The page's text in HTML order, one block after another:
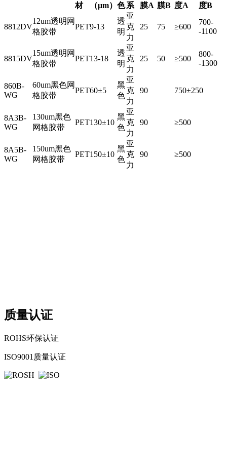
材
（μm） 色系
膜A 膜B 度A
度B
8812DV
12um透明网
格胶带
PET9-13
透
明
亚
克
力
25 75 ≥600
700-
-1100
8815DV
15um透明网
格胶带
PET13-18
透
明
亚
克
力
25 50 ≥500
800-
-1300
860B-
WG
60um黑色网
格胶带
PET60±5
黑
色
亚
克
力
90 750±250
8A3B-
WG
130um黑色
网格胶带
PET130±10
黑
色
亚
克
力
90 ≥500
8A5B-
WG
150um黑色
网格胶带
PET150±10
黑
色
亚
克
力
90 ≥500
质量认证
ROHS环保认证
ISO9001质量认证